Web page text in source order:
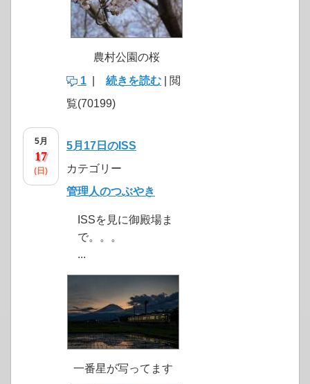
農村公園の桜
1
続きを読む | 閲
覧(70199)
5月
17
(日)
5月17日のISS
カテゴリー
管理人のつぶやき
ISSを見に御殿場ま
で。。。
...
一番星が写ってます
click to expand contents
click to expand contents